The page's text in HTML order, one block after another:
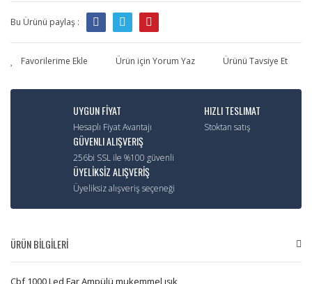
Bu Ürünü paylaş :
Ürün için Yorum Yaz Ürünü Tavsiye Et
UYGUN FİYAT
Hesaplı Fiyat Avantajı
HIZLI TESLIMAT
Stoktan satış
GÜVENLI ALIŞVERIŞ
256bi SSL ile %100 güvenli
ÜYELİKSİZ ALIŞVERİŞ
Üyeliksiz alışveriş seçeneği
ÜRÜN BİLGİLERİ
Cbf 1000 Led Far Ampülü mukemmel ışık